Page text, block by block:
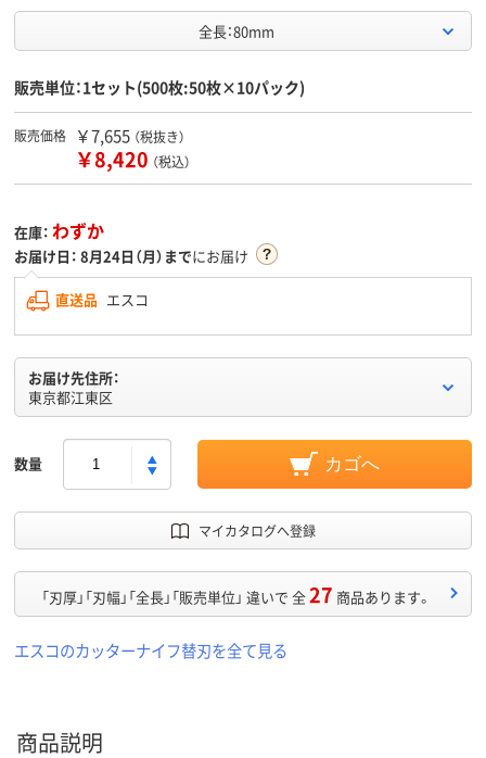
全長：80mm
販売単位：1セット(500枚:50枚×10パック)
販売価格 ￥7,655 （税抜き）
￥8,420 （税込）
在庫： わずか
お届け日： 8月24日（月）までにお届け
直送品 エスコ
お届け先住所：
東京都江東区
数量 カゴへ
マイカタログへ登録
「刃厚」「刃幅」「全長」「販売単位」 違いで 全27 商品あります。
エスコのカッターナイフ替刃を全て見る
商品説明